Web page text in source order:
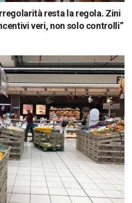
resta la regola. Zini
veri, non solo controlli”